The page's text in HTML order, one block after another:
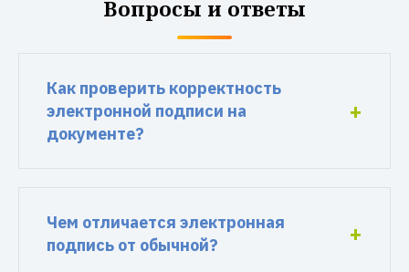
Вопросы и ответы
Как проверить корректность
электронной подписи на
документе?
Чем отличается электронная
подпись от обычной?